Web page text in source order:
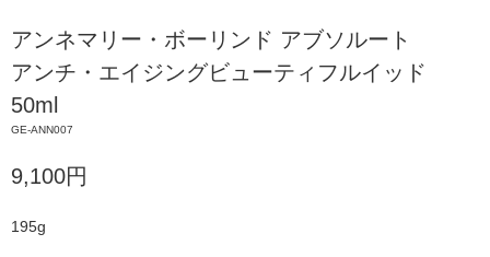
アンネマリー・ボーリンド アブソルート
アンチ・エイジングビューティフルイッド
50ml
GE-ANN007
9,100円
195g